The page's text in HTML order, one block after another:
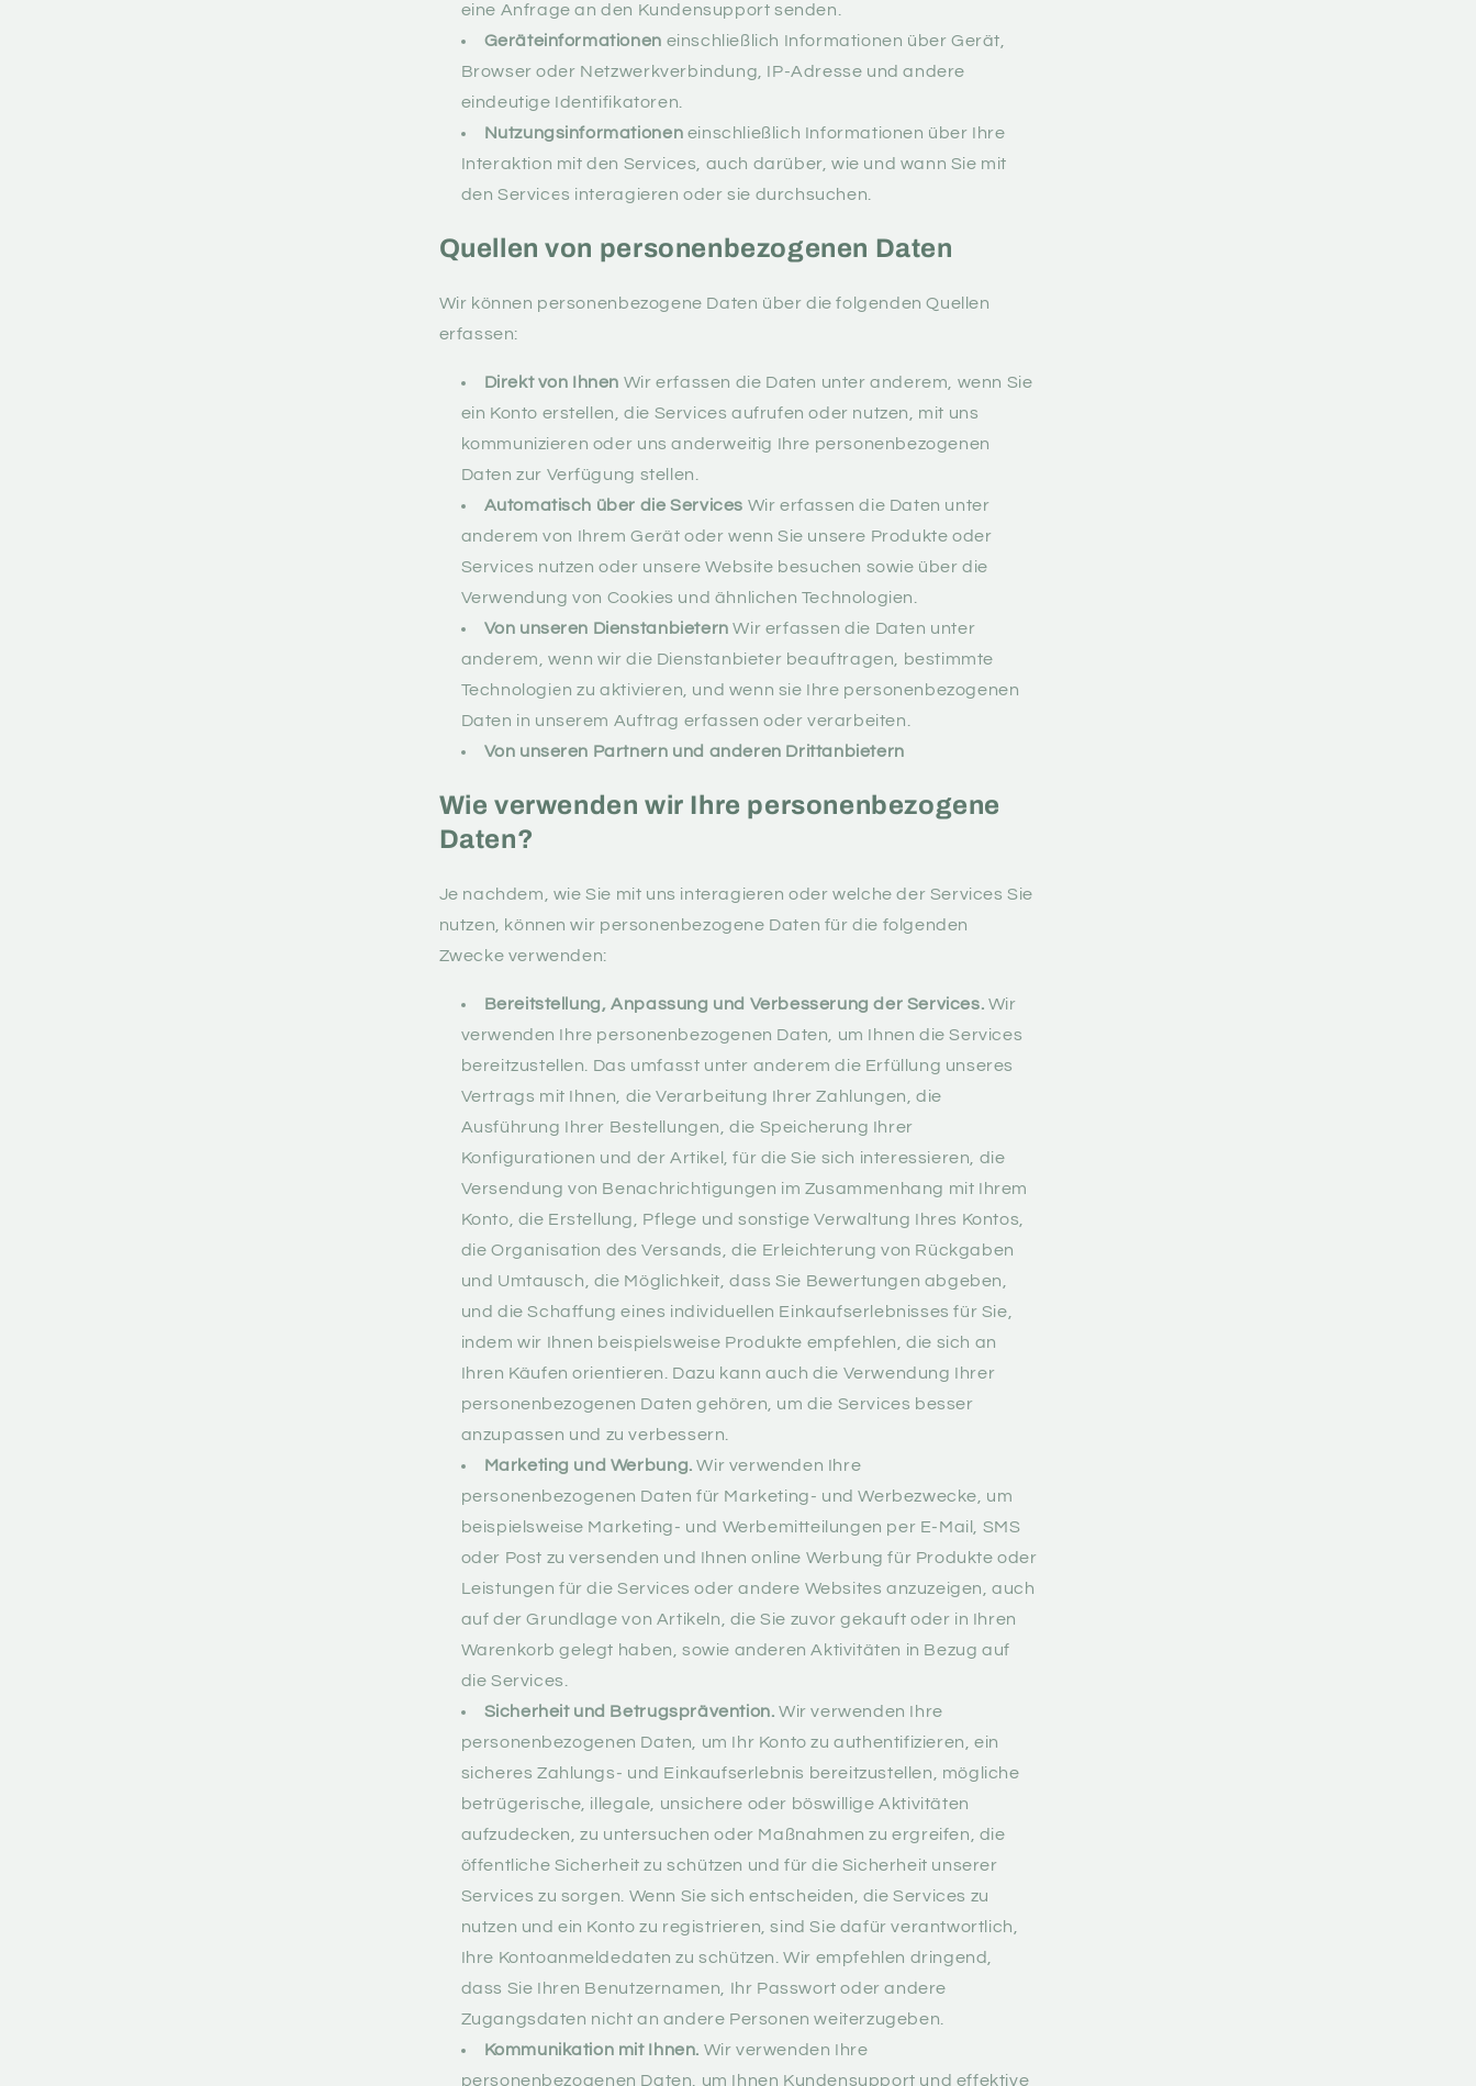
eine Anfrage an den Kundensupport senden.
Geräteinformationen einschließlich Informationen über Gerät,
Browser oder Netzwerkverbindung, IP-Adresse und andere
eindeutige Identifikatoren.
Nutzungsinformationen einschließlich Informationen über Ihre
Interaktion mit den Services, auch darüber, wie und wann Sie mit
den Services interagieren oder sie durchsuchen.
Quellen von personenbezogenen Daten
Wir können personenbezogene Daten über die folgenden Quellen
erfassen:
Direkt von Ihnen Wir erfassen die Daten unter anderem, wenn Sie
ein Konto erstellen, die Services aufrufen oder nutzen, mit uns
kommunizieren oder uns anderweitig Ihre personenbezogenen
Daten zur Verfügung stellen.
Automatisch über die Services Wir erfassen die Daten unter
anderem von Ihrem Gerät oder wenn Sie unsere Produkte oder
Services nutzen oder unsere Website besuchen sowie über die
Verwendung von Cookies und ähnlichen Technologien.
Von unseren Dienstanbietern Wir erfassen die Daten unter
anderem, wenn wir die Dienstanbieter beauftragen, bestimmte
Technologien zu aktivieren, und wenn sie Ihre personenbezogenen
Daten in unserem Auftrag erfassen oder verarbeiten.
Von unseren Partnern und anderen Drittanbietern
Wie verwenden wir Ihre personenbezogene
Daten?
Je nachdem, wie Sie mit uns interagieren oder welche der Services Sie
nutzen, können wir personenbezogene Daten für die folgenden
Zwecke verwenden:
Bereitstellung, Anpassung und Verbesserung der Services. Wir
verwenden Ihre personenbezogenen Daten, um Ihnen die Services
bereitzustellen. Das umfasst unter anderem die Erfüllung unseres
Vertrags mit Ihnen, die Verarbeitung Ihrer Zahlungen, die
Ausführung Ihrer Bestellungen, die Speicherung Ihrer
Konfigurationen und der Artikel, für die Sie sich interessieren, die
Versendung von Benachrichtigungen im Zusammenhang mit Ihrem
Konto, die Erstellung, Pflege und sonstige Verwaltung Ihres Kontos,
die Organisation des Versands, die Erleichterung von Rückgaben
und Umtausch, die Möglichkeit, dass Sie Bewertungen abgeben,
und die Schaffung eines individuellen Einkaufserlebnisses für Sie,
indem wir Ihnen beispielsweise Produkte empfehlen, die sich an
Ihren Käufen orientieren. Dazu kann auch die Verwendung Ihrer
personenbezogenen Daten gehören, um die Services besser
anzupassen und zu verbessern.
Marketing und Werbung. Wir verwenden Ihre
personenbezogenen Daten für Marketing- und Werbezwecke, um
beispielsweise Marketing- und Werbemitteilungen per E-Mail, SMS
oder Post zu versenden und Ihnen online Werbung für Produkte oder
Leistungen für die Services oder andere Websites anzuzeigen, auch
auf der Grundlage von Artikeln, die Sie zuvor gekauft oder in Ihren
Warenkorb gelegt haben, sowie anderen Aktivitäten in Bezug auf
die Services.
Sicherheit und Betrugsprävention. Wir verwenden Ihre
personenbezogenen Daten, um Ihr Konto zu authentifizieren, ein
sicheres Zahlungs- und Einkaufserlebnis bereitzustellen, mögliche
betrügerische, illegale, unsichere oder böswillige Aktivitäten
aufzudecken, zu untersuchen oder Maßnahmen zu ergreifen, die
öffentliche Sicherheit zu schützen und für die Sicherheit unserer
Services zu sorgen. Wenn Sie sich entscheiden, die Services zu
nutzen und ein Konto zu registrieren, sind Sie dafür verantwortlich,
Ihre Kontoanmeldedaten zu schützen. Wir empfehlen dringend,
dass Sie Ihren Benutzernamen, Ihr Passwort oder andere
Zugangsdaten nicht an andere Personen weiterzugeben.
Kommunikation mit Ihnen. Wir verwenden Ihre
personenbezogenen Daten, um Ihnen Kundensupport und effektive